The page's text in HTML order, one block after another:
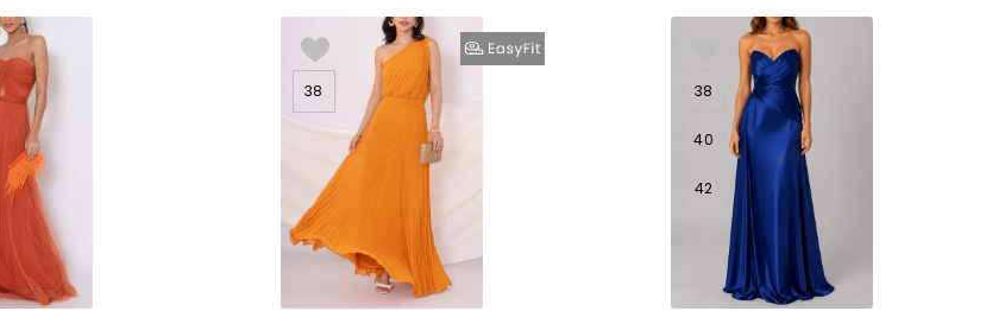
38 38
40
42